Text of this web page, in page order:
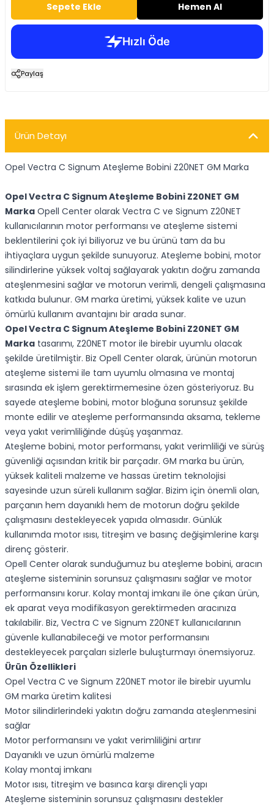
Sepete Ekle Hemen Al
Paylaş
Ürün Detayı
Opel Vectra C Signum Ateşleme Bobini Z20NET GM Marka
Opel Vectra C Signum Ateşleme Bobini Z20NET GM
Marka Opell Center olarak Vectra C ve Signum Z20NET
kullanıcılarının motor performansı ve ateşleme sistemi
beklentilerini çok iyi biliyoruz ve bu ürünü tam da bu
ihtiyaçlara uygun şekilde sunuyoruz. Ateşleme bobini, motor
silindirlerine yüksek voltaj sağlayarak yakıtın doğru zamanda
ateşlenmesini sağlar ve motorun verimli, dengeli çalışmasına
katkıda bulunur. GM marka üretimi, yüksek kalite ve uzun
ömürlü kullanım avantajını bir arada sunar.
Opel Vectra C Signum Ateşleme Bobini Z20NET GM
Marka tasarımı, Z20NET motor ile birebir uyumlu olacak
şekilde üretilmiştir. Biz Opell Center olarak, ürünün motorun
ateşleme sistemi ile tam uyumlu olmasına ve montaj
sırasında ek işlem gerektirmemesine özen gösteriyoruz. Bu
sayede ateşleme bobini, motor bloğuna sorunsuz şekilde
monte edilir ve ateşleme performansında aksama, tekleme
veya yakıt verimliliğinde düşüş yaşanmaz.
Ateşleme bobini, motor performansı, yakıt verimliliği ve sürüş
güvenliği açısından kritik bir parçadır. GM marka bu ürün,
yüksek kaliteli malzeme ve hassas üretim teknolojisi
sayesinde uzun süreli kullanım sağlar. Bizim için önemli olan,
parçanın hem dayanıklı hem de motorun doğru şekilde
çalışmasını destekleyecek yapıda olmasıdır. Günlük
kullanımda motor ısısı, titreşim ve basınç değişimlerine karşı
direnç gösterir.
Opell Center olarak sunduğumuz bu ateşleme bobini, aracın
ateşleme sisteminin sorunsuz çalışmasını sağlar ve motor
performansını korur. Kolay montaj imkanı ile öne çıkan ürün,
ek aparat veya modifikasyon gerektirmeden aracınıza
takılabilir. Biz, Vectra C ve Signum Z20NET kullanıcılarının
güvenle kullanabileceği ve motor performansını
destekleyecek parçaları sizlerle buluşturmayı önemsiyoruz.
Ürün Özellikleri
Opel Vectra C ve Signum Z20NET motor ile birebir uyumlu
GM marka üretim kalitesi
Motor silindirlerindeki yakıtın doğru zamanda ateşlenmesini
sağlar
Motor performansını ve yakıt verimliliğini artırır
Dayanıklı ve uzun ömürlü malzeme
Kolay montaj imkanı
Motor ısısı, titreşim ve basınca karşı dirençli yapı
Ateşleme sisteminin sorunsuz çalışmasını destekler